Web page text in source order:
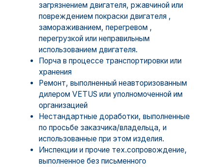
загрязнением двигателя, ржавчиной или
повреждением покраски двигателя ,
замораживанием, перегревом ,
перегрузкой или неправильным
использованием двигателя.
Порча в процессе транспортировки или
хранения
Ремонт, выполненный неавторизованным
дилером VETUS или уполномоченной им
организацией
Нестандартные доработки, выполненные
по просьбе заказчика/владельца, и
использованные при этом изделия.
Инспекции и прочие тех.сопровождение,
выполненное без письменного